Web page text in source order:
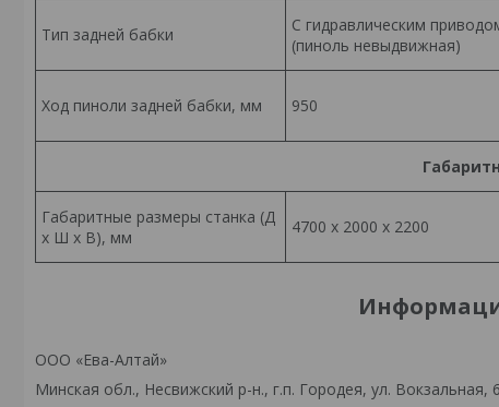
Тип задней бабки
С гидравлическим
(пиноль невыдвижная)
Ход пиноли задней бабки, мм 950
Габаритные размеры станка (Д
x Ш x В), мм
4700 x 2000 x 2200
ООО «Ева-Алтай»
Минская обл., Несвижский р-н., г.п. Городея, ул. Вокзальная,